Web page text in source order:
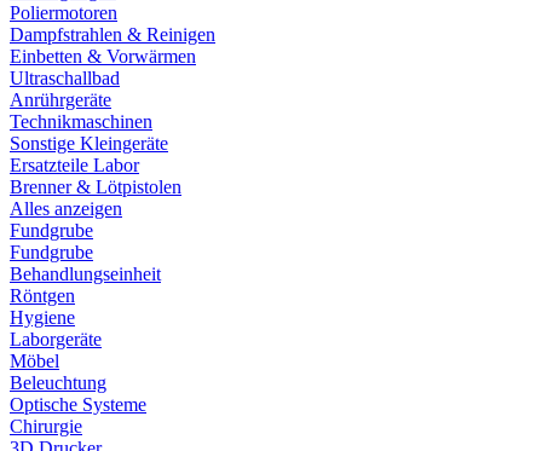
Poliermotoren
Dampfstrahlen & Reinigen
Einbetten & Vorwärmen
Ultraschallbad
Anrührgeräte
Technikmaschinen
Sonstige Kleingeräte
Ersatzteile Labor
Brenner & Lötpistolen
Alles anzeigen
Fundgrube
Fundgrube
Behandlungseinheit
Röntgen
Hygiene
Laborgeräte
Möbel
Beleuchtung
Optische Systeme
Chirurgie